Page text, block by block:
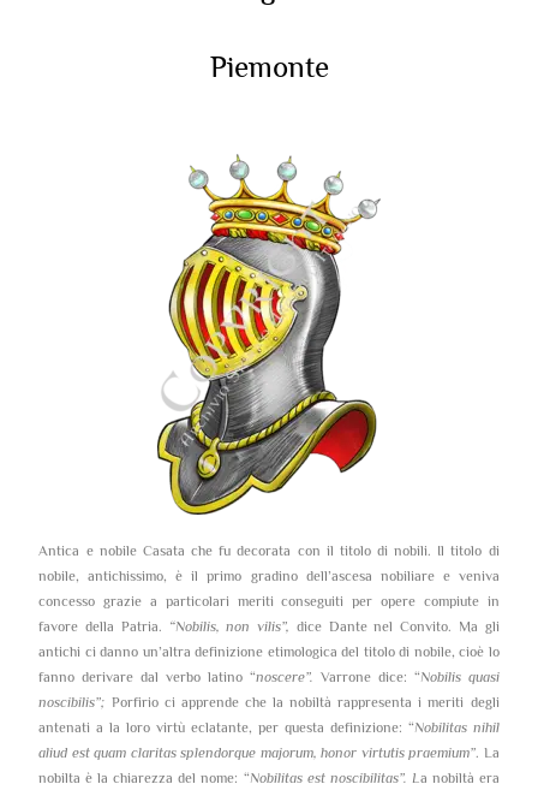
Piemonte
Antica e nobile Casata che fu decorata con il titolo di nobili. Il titolo di
nobile, antichissimo, è il primo gradino dell’ascesa nobiliare e veniva
concesso grazie a particolari meriti conseguiti per opere compiute in
favore della Patria. “Nobilis, non vilis”, dice Dante nel Convito. Ma gli
antichi ci danno un’altra definizione etimologica del titolo di nobile, cioè lo
fanno derivare dal verbo latino “noscere”. Varrone dice: “Nobilis quasi
noscibilis”; Porfirio ci apprende che la nobiltà rappresenta i meriti degli
antenati a la loro virtù eclatante, per questa definizione: “Nobilitas nihil
aliud est quam claritas splendorque majorum, honor virtutis praemium”. La
nobilta è la chiarezza del nome: “Nobilitas est noscibilitas”. La nobiltà era